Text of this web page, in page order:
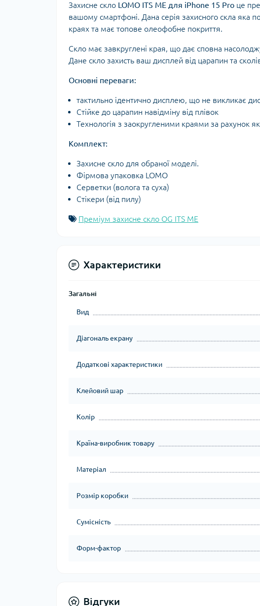
Захисне скло LOMO ITS ME для iPhone 15 Pro це
вашому смартфоні. Дана серія захисного скла яка
краях та має топове олеофобне покриття.
Скло має завкруглені края, що дає сповна
Дане скло захисть ваш дисплей від царапин та
Основні переваги:
тактильно ідентично дисплею, що не викликає
Стійке до царапин навідміну від плівок
Технологія з заокругленими краями за рахунок
Комплект:
Захисне скло для обраної моделі.
Фірмова упаковка LOMO
Серветки (волога та суха)
Стікери (від пилу)
Преміум захисне скло OG ITS ME
Характеристики
Загальні
Вид
Діагональ екрану
Додаткові характеристики
Клейовий шар
Колір
Країна-виробник товару
Матеріал
Розмір коробки
Сумісність
Форм-фактор
Відгуки